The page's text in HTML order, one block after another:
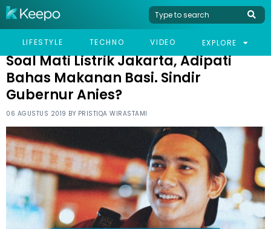
LIFESTYLE TECHNO VIDEO EXPLORE
HOME CELEB
SOAL MATI LISTRIK JAKARTA, ADIPATI BAHAS MAKANAN BASI.
Soal Mati Listrik Jakarta, Adipati
Bahas Makanan Basi. Sindir
Gubernur Anies?
06 AGUSTUS 2019 BY PRISTIQA WIRASTAMI